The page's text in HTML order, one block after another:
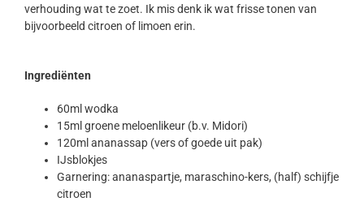
verhouding wat te zoet. Ik mis denk ik wat frisse tonen van
bijvoorbeeld citroen of limoen erin.
Ingrediënten
60ml wodka
15ml groene meloenlikeur (b.v. Midori)
120ml ananassap (vers of goede uit pak)
IJsblokjes
Garnering: ananaspartje, maraschino-kers, (half) schijfje
citroen